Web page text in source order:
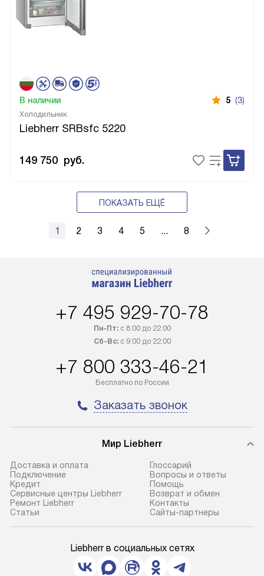
Холодильник
Liebherr SRBsfc 5220
В наличии 5 (3)
149 750 руб.
ПОКАЗАТЬ ЕЩЁ
1 2 3 4 5 ... 8
+7 495 929-70-78
Пн-Пт:с 8:00 до 22:00
Сб-Вс:с 9:00 до 22:00
+7 800 333-46-21
Бесплатно по России
Заказать звонок
Мир Liebherr
Доставка и оплата
Подключение
Кредит
Сервисные центры Liebherr
Ремонт Liebherr
Cтатьи
Глоссарий
Вопросы и ответы
Помощь
Возврат и обмен
Контакты
Сайты-партнеры
Liebherr в социальных сетях